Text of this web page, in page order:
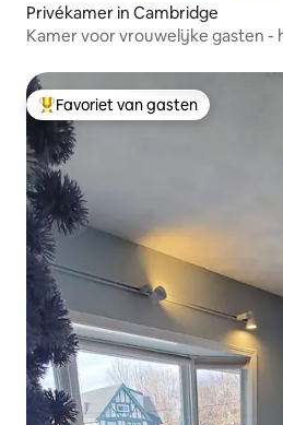
Privékamer in Cambridge
Kamer voor vrouwelijke gasten -
Topfavoriet van gasten
Favoriet van gasten